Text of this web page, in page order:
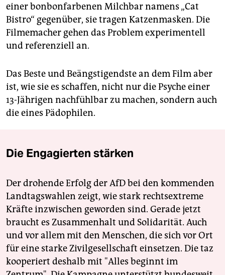
einer bonbonfarbenen Milchbar namens „Cat
Bistro“ gegenüber, sie tragen Katzenmasken. Die
Filmemacher gehen das Problem experimentell
und referenziell an.
Das Beste und Beängstigendste an dem Film aber
ist, wie sie es schaffen, nicht nur die Psyche einer
13-Jährigen nachfühlbar zu machen, sondern auch
die eines Pädophilen.
Die Engagierten stärken
Der drohende Erfolg der AfD bei den kommenden
Landtagswahlen zeigt, wie stark rechtsextreme
Kräfte inzwischen geworden sind. Gerade jetzt
braucht es Zusammenhalt und Solidarität. Auch
und vor allem mit den Menschen, die sich vor Ort
für eine starke Zivilgesellschaft einsetzen. Die taz
kooperiert deshalb mit "Alles beginnt im